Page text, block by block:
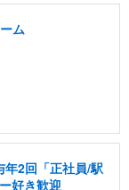
ム
年2回「正社員/駅
好き歓迎